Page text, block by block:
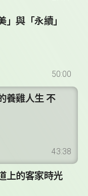
與「永續」
50:00
養雞人生 不
43:38
上的客家時光